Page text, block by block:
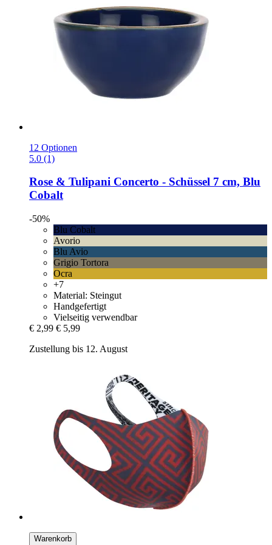
12 Optionen
5.0 (1)
Rose & Tulipani Concerto -​ Schüssel 7 cm, Blu
Cobalt
-50%
Blu Cobalt
Avorio
Blu Avio
Grigio Tortora
Ocra
+7
Material: Steingut
Handgefertigt
Vielseitig verwendbar
€ 2,99 € 5,99
Zustellung bis 12. August
Warenkorb